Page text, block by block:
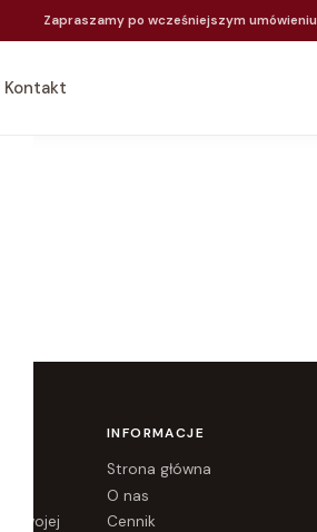
Zapraszamy po wcześniejszym umówieniu
Kontakt
swojej
INFORMACJE
Strona główna
O nas
Cennik